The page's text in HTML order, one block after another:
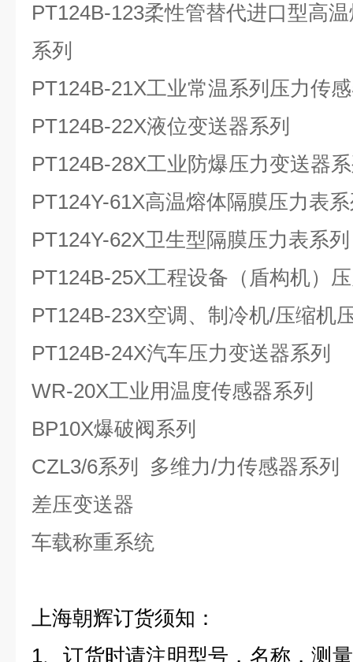
PT124B-123柔性管替代进口型高
系列
PT124B-21X工业常温系列压力传
PT124B-22X液位变送器系列
PT124B-28X工业防爆压力变送器
PT124Y-61X高温熔体隔膜压力表
PT124Y-62X卫生型隔膜压力表系列
PT124B-25X工程设备（盾构机）
PT124B-23X空调、制冷机/压缩机
PT124B-24X汽车压力变送器系列
WR-20X工业用温度传感器系列
BP10X爆破阀系列
CZL3/6系列 多维力/力传感器系列
差压变送器
车载称重系统
上海朝辉订货须知：
1、订货时请注明型号，名称，测